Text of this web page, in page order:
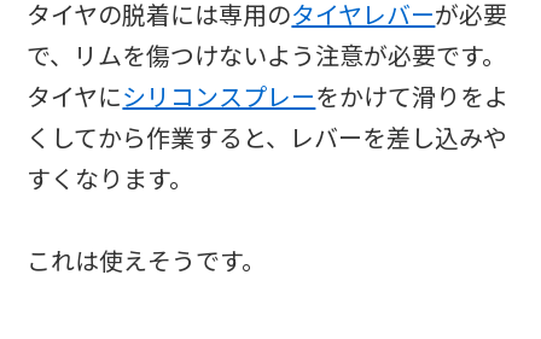
タイヤの脱着には専用のタイヤレバーが必要
で、リムを傷つけないよう注意が必要です。
タイヤにシリコンスプレーをかけて滑りをよ
くしてから作業すると、レバーを差し込みや
すくなります。
これは使えそうです。